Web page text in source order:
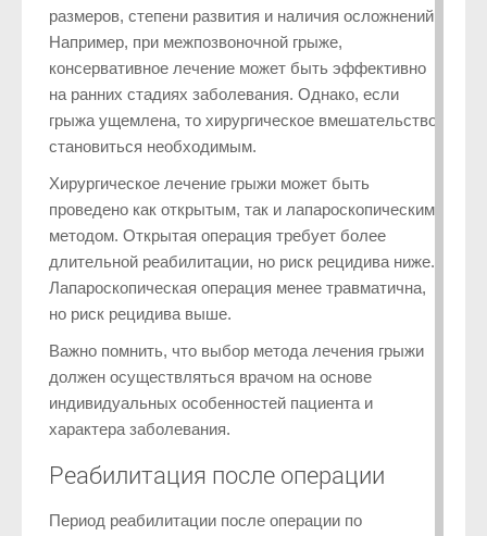
размеров, степени развития и наличия осложнений.
Например, при межпозвоночной грыже,
консервативное лечение может быть эффективно
на ранних стадиях заболевания. Однако, если
грыжа ущемлена, то хирургическое вмешательство
становиться необходимым.
Хирургическое лечение грыжи может быть
проведено как открытым, так и лапароскопическим
методом. Открытая операция требует более
длительной реабилитации, но риск рецидива ниже.
Лапароскопическая операция менее травматична,
но риск рецидива выше.
Важно помнить, что выбор метода лечения грыжи
должен осуществляться врачом на основе
индивидуальных особенностей пациента и
характера заболевания.
Реабилитация после операции
Период реабилитации после операции по